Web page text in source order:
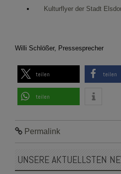
Kulturflyer der Stadt
Willi Schlößer, Pressesprecher
teilen teilen
teilen
Permalink
UNSERE AKTUELLSTEN